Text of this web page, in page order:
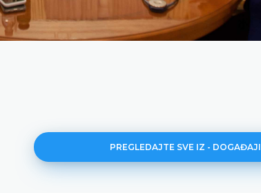
PREGLEDAJTE SVE IZ - DOGAĐAJI